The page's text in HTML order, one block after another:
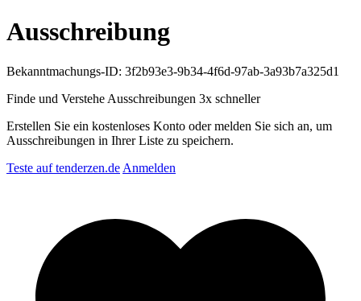
Ausschreibung
Bekanntmachungs-ID: 3f2b93e3-9b34-4f6d-97ab-3a93b7a325d1
Finde und Verstehe Ausschreibungen 3x schneller
Erstellen Sie ein kostenloses Konto oder melden Sie sich an, um
Ausschreibungen in Ihrer Liste zu speichern.
Teste auf tenderzen.de Anmelden